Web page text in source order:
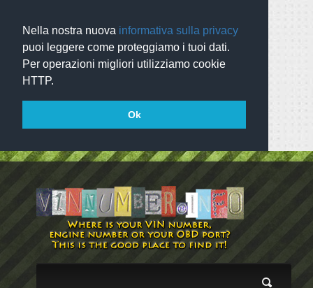
Nella nostra nuova informativa sulla privacy
puoi leggere come proteggiamo i tuoi dati.
Per operazioni migliori utilizziamo cookie
HTTP.
Ok